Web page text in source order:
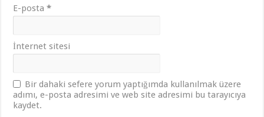
E-posta*
İnternet sitesi
Bir dahaki sefere yorum yaptığımda kullanılmak üzere
adımı, e-posta adresimi ve web site adresimi bu tarayıcıya
kaydet.